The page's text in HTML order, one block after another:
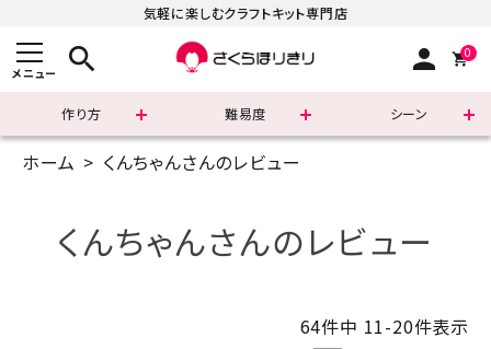
気軽に楽しむクラフトキット専門店
メニュー search person 0
作り方 難易度 シーン
まずはこちら
ホーム くんちゃんさんのレビュー
くんちゃんさんのレビュー
64件中 11-20件表示